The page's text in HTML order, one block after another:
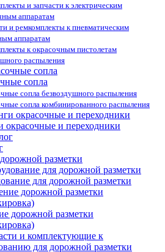
и запчасти к электрическим
аппаратам
и ремкомплекты к пневматическим
аппаратам
к окрасочным пистолетам
распыления
сопла
сопла безвоздушного распыления
сопла комбинированного распыления
окрасочные и переходники
разметки
для дорожной разметки
дорожной разметки